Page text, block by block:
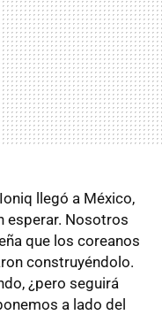
llegó a México,
esperar. Nosotros
que los coreanos
construyéndolo.
¿pero seguirá
a lado del